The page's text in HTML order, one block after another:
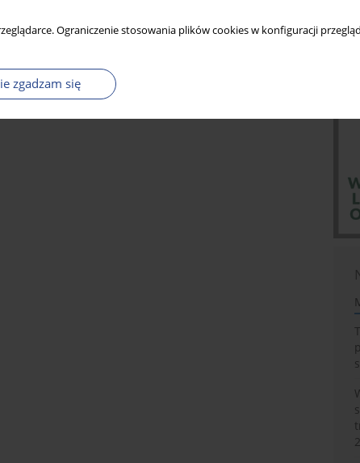
Ograniczenie stosowania plików cookies w konfiguracji
zgadzam się